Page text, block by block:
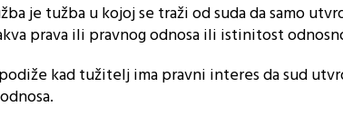
je tužba u kojoj se traži od suda da samo
prava ili pravnog odnosa ili istinitost
kad tužitelj ima pravni interes da sud